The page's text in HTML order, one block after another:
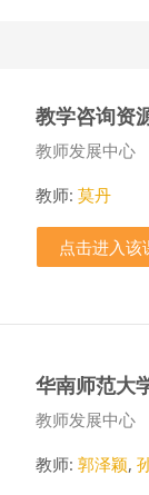
教学咨询资
课程类别
教师发展中心
教师:莫丹
点击进入该
华南师范大
课程类别
教师发展中心
教师:郭泽颖,